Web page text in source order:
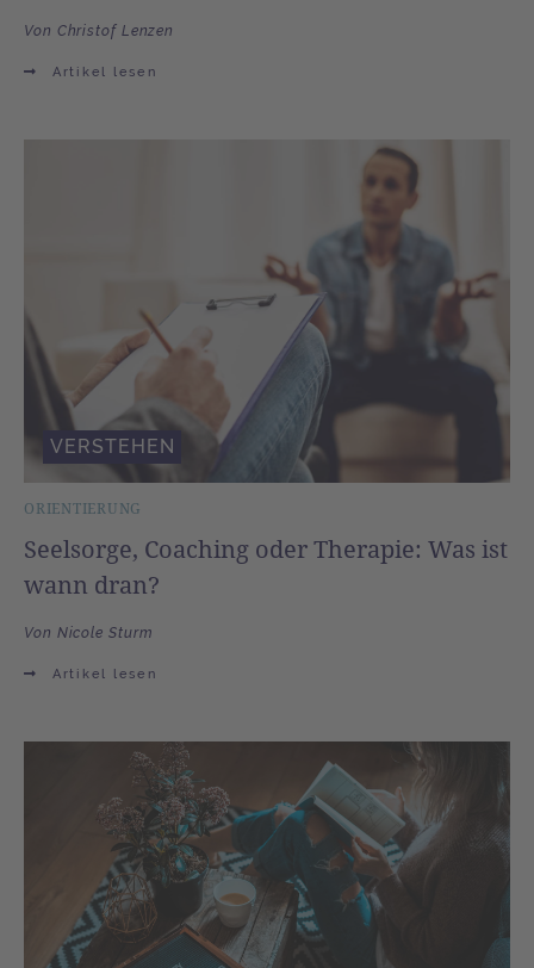
Von Christof Lenzen
Artikel lesen
ORIENTIERUNG
Seelsorge, Coaching oder Therapie: Was ist
wann dran?
Von Nicole Sturm
Artikel lesen
VERSTEHEN